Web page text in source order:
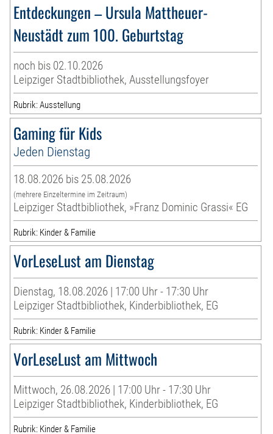
Entdeckungen – Ursula Mattheuer-
Neustädt zum 100. Geburtstag
noch bis 02.10.2026
Leipziger Stadtbibliothek, Ausstellungsfoyer
Rubrik: Ausstellung
Gaming für Kids
Jeden Dienstag
18.08.2026 bis 25.08.2026
(mehrere Einzeltermine im Zeitraum)
Leipziger Stadtbibliothek, »Franz Dominic Grassi« EG
Rubrik: Kinder & Familie
VorLeseLust am Dienstag
Dienstag, 18.08.2026 | 17:00 Uhr - 17:30 Uhr
Leipziger Stadtbibliothek, Kinderbibliothek, EG
Rubrik: Kinder & Familie
VorLeseLust am Mittwoch
Mittwoch, 26.08.2026 | 17:00 Uhr - 17:30 Uhr
Leipziger Stadtbibliothek, Kinderbibliothek, EG
Rubrik: Kinder & Familie